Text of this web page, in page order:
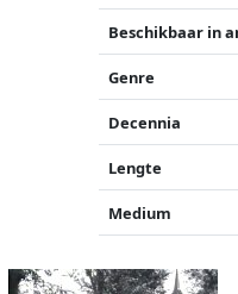
Beschikbaar in
Genre
Decennia
Lengte
Medium